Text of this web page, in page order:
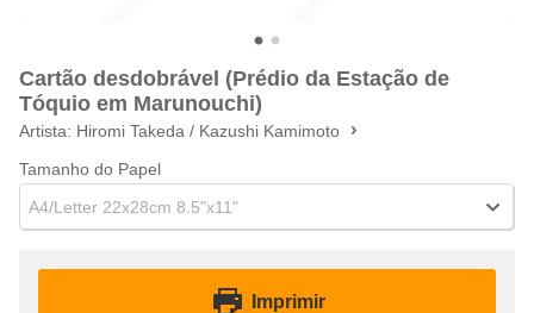
Cartão desdobrável (Prédio da Estação de
Tóquio em Marunouchi)
Artista: Hiromi Takeda / Kazushi Kamimoto
Tamanho do Papel
A4/Letter 22x28cm 8.5"x11"
Imprimir